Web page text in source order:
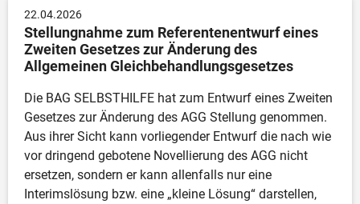
22.04.2026
Stellungnahme zum Referentenentwurf eines
Zweiten Gesetzes zur Änderung des
Allgemeinen Gleichbehandlungsgesetzes
Die BAG SELBSTHILFE hat zum Entwurf eines Zweiten
Gesetzes zur Änderung des AGG Stellung genommen.
Aus ihrer Sicht kann vorliegender Entwurf die nach wie
vor dringend gebotene Novellierung des AGG nicht
ersetzen, sondern er kann allenfalls nur eine
Interimslösung bzw. eine „kleine Lösung“ darstellen,